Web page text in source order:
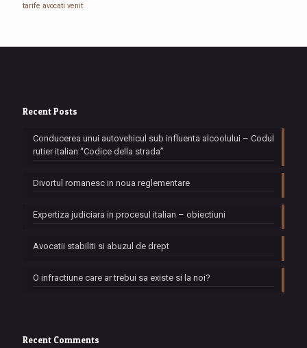
tarife avocati venit
Recent Posts
Conducerea unui autovehicul sub influenta alcoolului – Codul
rutier italian “Codice della strada”
Divortul romanesc in noua reglementare
Expertiza judiciara in procesul italian – obiectiuni
Avocatii stabiliti si abuzul de drept
O infractiune care ar trebui sa existe si la noi?
Recent Comments